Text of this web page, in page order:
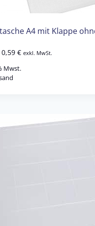
A4 mit Klappe
0,59 € exkl. MwSt.
Mwst.